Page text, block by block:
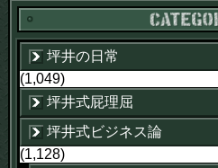
坪井の日常
(1,049)
坪井式屁理屈
坪井式ビジネス論
(1,128)